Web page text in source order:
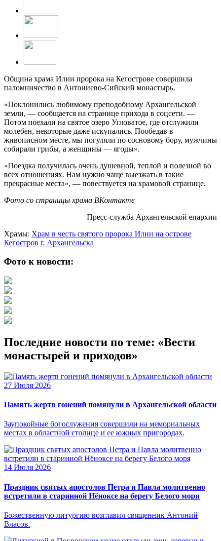
Община храма Илии пророка на Кегострове совершила
паломничество в Антониево-Сийский монастырь.
«Поклонились любимому преподобному Архангельской
земли, — сообщается на странице прихода в соцсети. —
Потом поехали на святое озеро Угловатое, где отслужили
молебен, некоторые даже искупались. Пообедав в
живописном месте, мы погуляли по сосновому бору, мужчины
собирали грибы, а женщины — ягоды».
«Поездка получилась очень душевной, теплой и полезной во
всех отношениях. Нам нужно чаще выезжать в такие
прекрасные места», — повествуется на храмовой странице.
Фото со страницы храма ВКонтакте
Пресс-служба Архангельской епархии
Храмы: Храм в честь святого пророка Илии на острове
Кегостров г. Архангельска
Фото к новости:
Последние новости по теме: «Вести
монастырей и приходов»
27 Июля 2026
Память жертв гонений помянули в Архангельской области
Заупокойные богослужения совершили на мемориальных
местах в областной столице и ее южных пригородах.
14 Июля 2026
Праздник святых апостолов Петра и Павла молитвенно
встретили в старинной Нёноксе на берегу Белого моря
Божественную литургию возглавил священник Антоний
Власов.